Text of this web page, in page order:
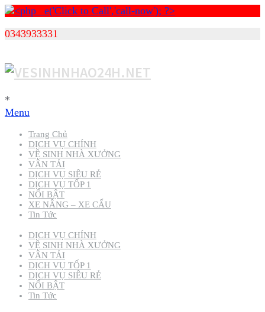
0343933331
*
Menu
Trang Chủ
DỊCH VỤ CHÍNH
VỆ SINH NHÀ XƯỞNG
VẬN TẢI
DỊCH VỤ SIÊU RẺ
DỊCH VỤ TỐP 1
NỔI BẬT
XE NÂNG – XE CẨU
Tin Tức
DỊCH VỤ CHÍNH
VỆ SINH NHÀ XƯỞNG
VẬN TẢI
DỊCH VỤ TỐP 1
DỊCH VỤ SIÊU RẺ
NỔI BẬT
Tin Tức